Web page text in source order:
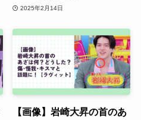
2025年2月14日
【画像】岩崎大昇の首のあ